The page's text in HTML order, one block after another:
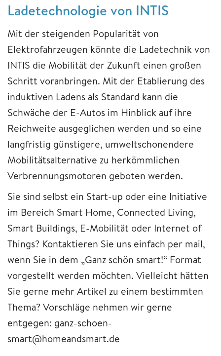
Ladetechnologie von INTIS
Mit der steigenden Popularität von
Elektrofahrzeugen könnte die Ladetechnik von
INTIS die Mobilität der Zukunft einen großen
Schritt voranbringen. Mit der Etablierung des
induktiven Ladens als Standard kann die
Schwäche der E-Autos im Hinblick auf ihre
Reichweite ausgeglichen werden und so eine
langfristig günstigere, umweltschonendere
Mobilitätsalternative zu herkömmlichen
Verbrennungsmotoren geboten werden.
Sie sind selbst ein Start-up oder eine Initiative
im Bereich Smart Home, Connected Living,
Smart Buildings, E-Mobilität oder Internet of
Things? Kontaktieren Sie uns einfach per mail,
wenn Sie in dem „Ganz schön smart!“ Format
vorgestellt werden möchten. Vielleicht hätten
Sie gerne mehr Artikel zu einem bestimmten
Thema? Vorschläge nehmen wir gerne
entgegen: ganz-schoen-
smart@homeandsmart.de